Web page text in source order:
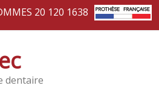
20 120 1638
dentaire